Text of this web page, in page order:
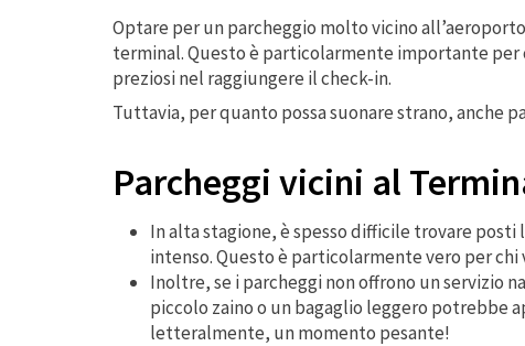
Optare per un parcheggio molto vicino
terminal. Questo è particolarmente importante per
preziosi nel raggiungere il check-in.
Tuttavia, per quanto possa suonare strano, anche
Parcheggi vicini al
In alta stagione, è spesso difficile trovare posti
intenso. Questo è particolarmente vero per chi
Inoltre, se i parcheggi non offrono un servizio
piccolo zaino o un bagaglio leggero potrebbe
letteralmente, un momento pesante!